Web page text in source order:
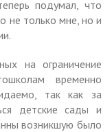
подумал, что
не только мне, но и
на ограничение
временно
так как за
детские сады и
возникшую было